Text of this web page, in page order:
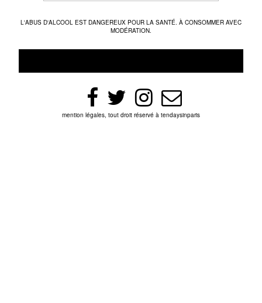
L'ABUS D'ALCOOL EST DANGEREUX POUR LA SANTÉ. À CONSOMMER AVEC
MODÉRATION.
mention légales, tout droit réservé à tendaysinparis